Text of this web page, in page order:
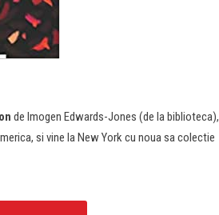
de Imogen Edwards-Jones (de la biblioteca),
si vine la New York cu noua sa colectie